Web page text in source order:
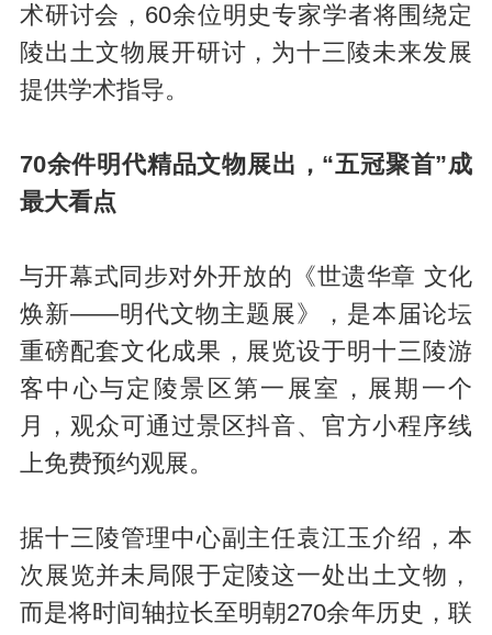
术研讨会，60余位明史专家学者将围绕定
陵出土文物展开研讨，为十三陵未来发展
提供学术指导。
70余件明代精品文物展出，“五冠聚首”成
最大看点
与开幕式同步对外开放的《世遗华章 文化
焕新——明代文物主题展》，是本届论坛
重磅配套文化成果，展览设于明十三陵游
客中心与定陵景区第一展室，展期一个
月，观众可通过景区抖音、官方小程序线
上免费预约观展。
据十三陵管理中心副主任袁江玉介绍，本
次展览并未局限于定陵这一处出土文物，
而是将时间轴拉长至明朝270余年历史，联